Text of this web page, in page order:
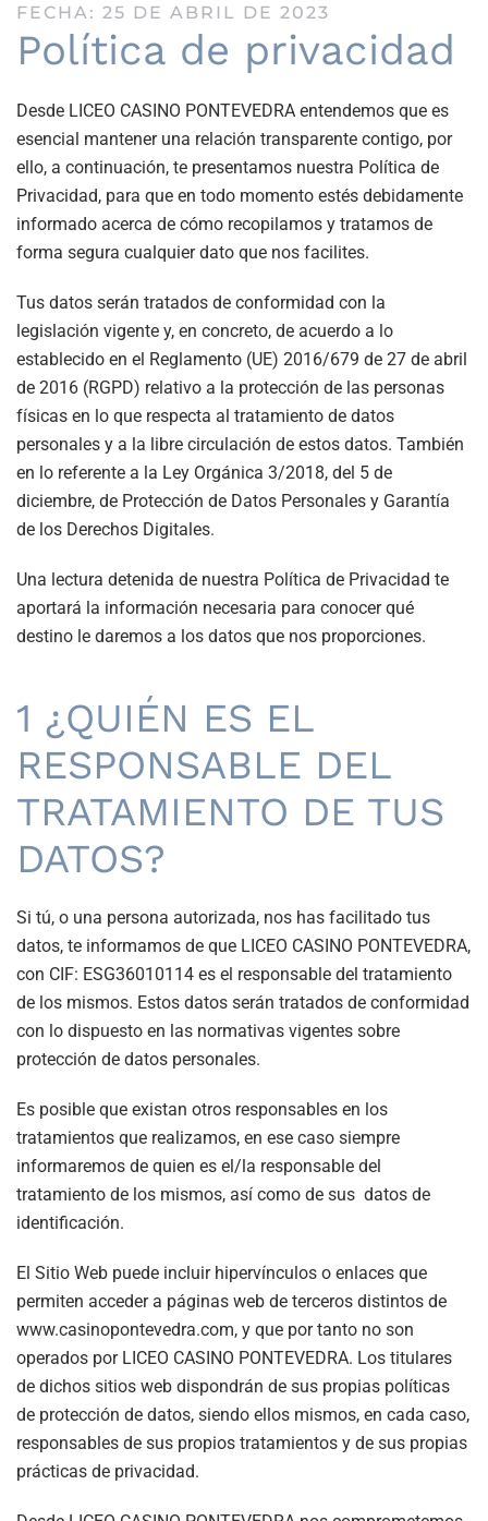
FECHA: 25 DE ABRIL DE 2023
Política de privacidad
Desde LICEO CASINO PONTEVEDRA entendemos que es
esencial mantener una relación transparente contigo, por
ello, a continuación, te presentamos nuestra Política de
Privacidad, para que en todo momento estés debidamente
informado acerca de cómo recopilamos y tratamos de
forma segura cualquier dato que nos facilites.
Tus datos serán tratados de conformidad con la
legislación vigente y, en concreto, de acuerdo a lo
establecido en el Reglamento (UE) 2016/679 de 27 de abril
de 2016 (RGPD) relativo a la protección de las personas
físicas en lo que respecta al tratamiento de datos
personales y a la libre circulación de estos datos. También
en lo referente a la Ley Orgánica 3/2018, del 5 de
diciembre, de Protección de Datos Personales y Garantía
de los Derechos Digitales.
Una lectura detenida de nuestra Política de Privacidad te
aportará la información necesaria para conocer qué
destino le daremos a los datos que nos proporciones.
1 ¿QUIÉN ES EL
RESPONSABLE DEL
TRATAMIENTO DE TUS
DATOS?
Si tú, o una persona autorizada, nos has facilitado tus
datos, te informamos de que LICEO CASINO PONTEVEDRA,
con CIF: ESG36010114 es el responsable del tratamiento
de los mismos. Estos datos serán tratados de conformidad
con lo dispuesto en las normativas vigentes sobre
protección de datos personales.
Es posible que existan otros responsables en los
tratamientos que realizamos, en ese caso siempre
informaremos de quien es el/la responsable del
tratamiento de los mismos, así como de sus datos de
identificación.
El Sitio Web puede incluir hipervínculos o enlaces que
permiten acceder a páginas web de terceros distintos de
www.casinopontevedra.com, y que por tanto no son
operados por LICEO CASINO PONTEVEDRA. Los titulares
de dichos sitios web dispondrán de sus propias políticas
de protección de datos, siendo ellos mismos, en cada caso,
responsables de sus propios tratamientos y de sus propias
prácticas de privacidad.